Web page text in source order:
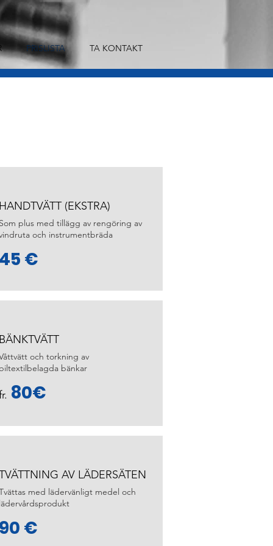
PRISLISTA TA KONTAKT
(EKSTRA)
plus med tillägg av rengöring av
och instrumentbräda
€
och torkning av
bänkar
80€
AV LÄDERSÄTEN
med lädervänligt medel och
€